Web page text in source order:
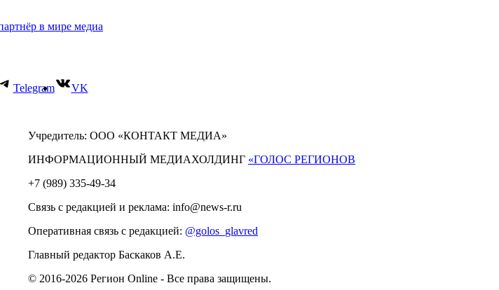
в мире медиа
Telegram VK
Учредитель: ООО «КОНТАКТ МЕДИА»
ИНФОРМАЦИОННЫЙ МЕДИАХОЛДИНГ «ГОЛОС РЕГИОНОВ
+7 (989) 335-49-34
Связь с редакцией и реклама: info@news-r.ru
Оперативная связь с редакцией: @golos_glavred
Главный редактор Баскаков А.Е.
© 2016-2026 Регион Online - Все права защищены.